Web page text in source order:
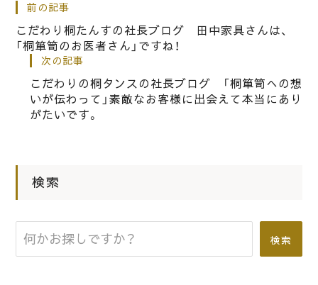
桐箪笥の社長ブログ 今では台数も少
なくなってきたゼロクラウンとの出会
のホリデイスポーツクラブ泉大津店に
は、今年も桐の花がご覧いただけま
前の記事
こだわり桐たんすの社長ブログ 田中家具さんは、
「桐箪笥のお医者さん」ですね！
次の記事
こだわりの桐タンスの社長ブログ 「桐箪笥への想
いが伝わって」素敵なお客様に出会えて本当にあり
がたいです。
検索
検索